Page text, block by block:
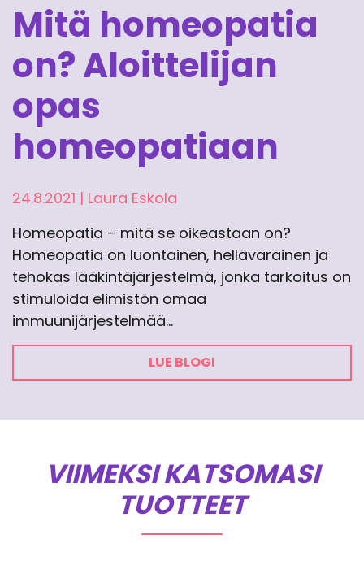
Mitä homeopatia
on? Aloittelijan
opas
homeopatiaan
24.8.2021 | Laura Eskola
Homeopatia – mitä se oikeastaan on?
Homeopatia on luontainen, hellävarainen ja
tehokas lääkintäjärjestelmä, jonka tarkoitus on
stimuloida elimistön omaa
immuunijärjestelmää…
LUE BLOGI
VIIMEKSI KATSOMASI
TUOTTEET